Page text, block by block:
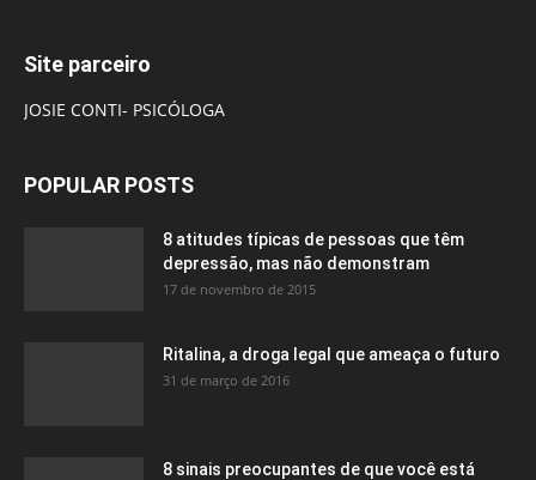
Site parceiro
JOSIE CONTI- PSICÓLOGA
POPULAR POSTS
8 atitudes típicas de pessoas que têm
depressão, mas não demonstram
17 de novembro de 2015
Ritalina, a droga legal que ameaça o futuro
31 de março de 2016
8 sinais preocupantes de que você está